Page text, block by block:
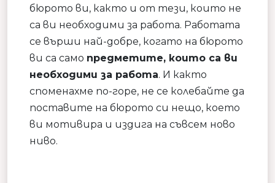
бюрото ви, както и от тези, които не
са ви необходими за работа. Работата
се върши най-добре, когато на бюрото
ви са само предметите, които са ви
необходими за работа. И както
споменахме по-горе, не се колебайте да
поставите на бюрото си нещо, което
ви мотивира и издига на съвсем ново
ниво.